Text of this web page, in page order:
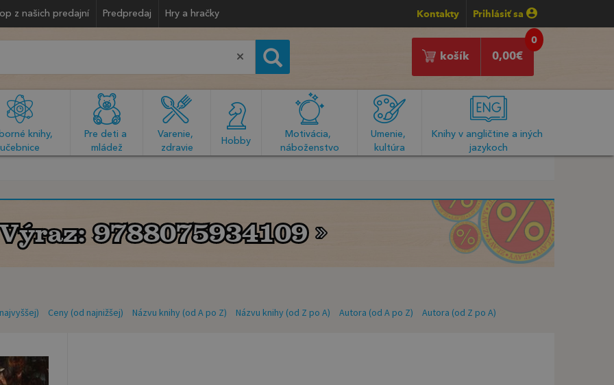
z našich predajní Predpredaj Hry a hračky Kontakty Prihlásiť sa
0
0,00€
košík
knihy,
učebnice
Pre deti a
mládež
Varenie,
zdravie
Hobby
Motivácia,
náboženstvo
Umenie,
kultúra
Knihy v angličtine a iných
jazykoch
Výraz: 9788075934109
Výraz: 9788075934109
Ceny (od najnižšej) Názvu knihy (od A po Z) Názvu knihy (od Z po A) Autora (od A po Z) Autora (od Z po A)